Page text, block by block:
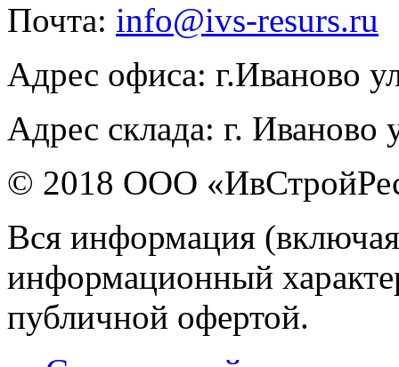
Почта: info@ivs-resurs.ru
Адрес офиса: г.Иваново
Адрес склада: г. Иваново
© 2018 ООО
Вся информация
информационный
публичной офертой.